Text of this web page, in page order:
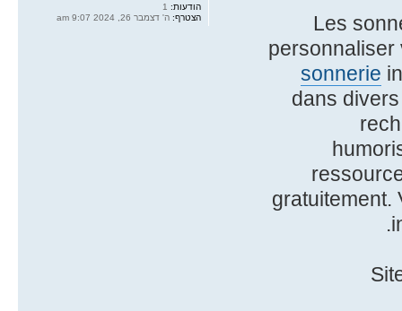
Les
personnaliser
sonnerie
dans
gratuitement.
הודעות:
הצטרף: ה' דצמבר 26, 2024 9:07 am